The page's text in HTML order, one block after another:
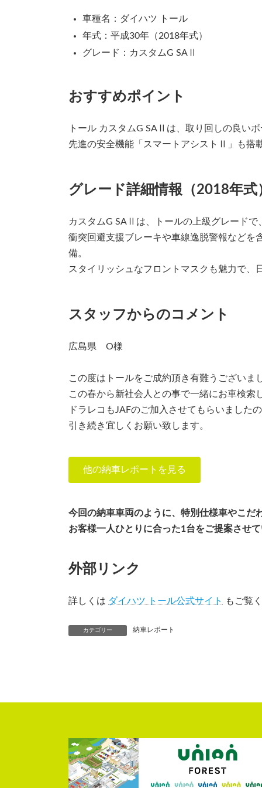
車種名：ダイハツ トール
年式：平成30年（2018年式）
グレード：カスタムG SAⅡ
おすすめポイント
トール カスタムG SAⅡは、取り回しの良い
先進の安全機能「スマートアシストⅡ」も搭
グレード詳細情報（2018年式
カスタムG SAⅡは、トールの上級グレード
衝突回避支援ブレーキや車線逸脱警報など
備。
スタイリッシュなフロントマスクも魅力で、
スタッフからのコメント
広島県 O様
この度はトールをご成約頂き有難うございま
この春から新社会人との事で一緒にお車検
ドラレコもJAFのご加入させてもらいました
引き続き宜しくお願い致します。
他の納車レポートを見る
今回の納車車両のように、特別仕様車やこだ
お客様一人ひとりに合った1台をご提案させ
外部リンク
詳しくは ダイハツ トール公式サイト もご覧
カテゴリー 納車レポート